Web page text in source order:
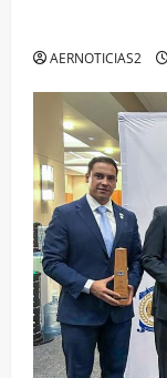
AERNOTICIAS2